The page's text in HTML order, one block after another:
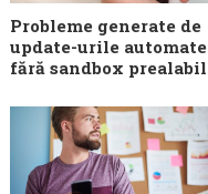
Probleme generate de
update-urile automate
fără sandbox prealabil